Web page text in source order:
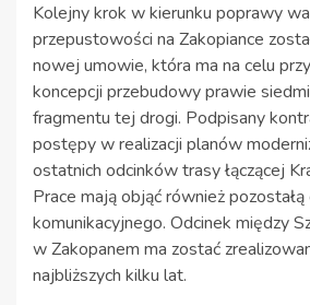
Kolejny krok w kierunku poprawy
przepustowości na Zakopiance
nowej umowie, która ma na celu
koncepcji przebudowy prawie
fragmentu tej drogi. Podpisany
postępy w realizacji planów
ostatnich odcinków trasy łączącej
Prace mają objąć również
komunikacyjnego. Odcinek między
w Zakopanem ma zostać
najbliższych kilku lat.